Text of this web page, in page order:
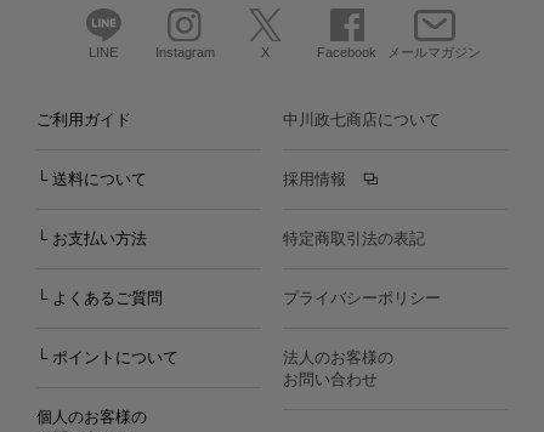
LINE Instagram X Facebook メールマガジン
ご利用ガイド
└ 送料について
└ お支払い方法
└ よくあるご質問
└ ポイントについて
個人のお客様の
中川政七商店について
採用情報
特定商取引法の表記
プライバシーポリシー
法人のお客様の
お問い合わせ